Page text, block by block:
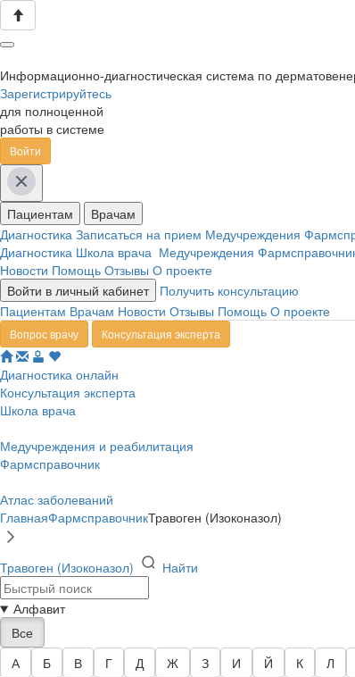
Информационно-диагностическая система по
Зарегистрируйтесь
для полноценной
работы в системе
Войти
Пациентам
Врачам
Диагностика Записаться на прием Медучреждения
Диагностика Школа врача Медучреждения
Новости Помощь Отзывы О проекте
Войти в личный кабинет
Получить консультацию
Пациентам Врачам Новости Отзывы Помощь О проекте
Вопрос врачу Консультация эксперта
Диагностика онлайн
Консультация эксперта
Школа врача
Медучреждения и реабилитация
Фармсправочник
Атлас заболеваний
ГлавнаяФармсправочникТравоген (Изоконазол)
Травоген (Изоконазол) Найти
Алфавит
Все
А
Б В Г Д Ж З И Й К Л